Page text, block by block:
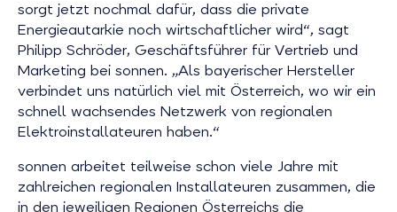
sorgt jetzt nochmal dafür, dass die private
Energieautarkie noch wirtschaftlicher wird“, sagt
Philipp Schröder, Geschäftsführer für Vertrieb und
Marketing bei sonnen. „Als bayerischer Hersteller
verbindet uns natürlich viel mit Österreich, wo wir ein
schnell wachsendes Netzwerk von regionalen
Elektroinstallateuren haben.“
sonnen arbeitet teilweise schon viele Jahre mit
zahlreichen regionalen Installateuren zusammen, die
in den jeweiligen Regionen Österreichs die